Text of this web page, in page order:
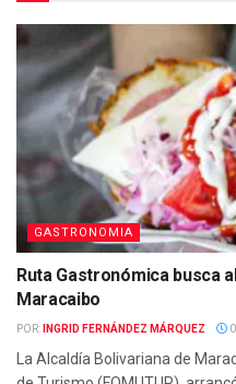
GASTRONOMIA
Ruta Gastronómica busca
Maracaibo
POR: INGRID FERNÁNDEZ MÁRQUEZ
La Alcaldía Bolivariana de